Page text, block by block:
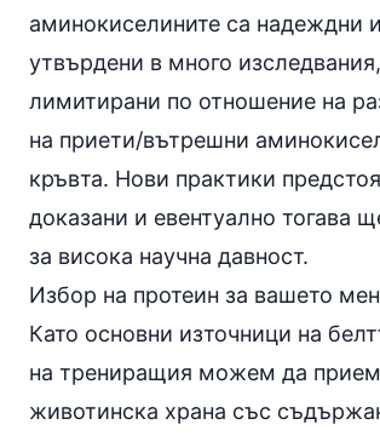
аминокиселините са надеждни
утвърдени в много
лимитирани по отношение на
на приети/вътрешни
кръвта. Нови практики
доказани и евентуално тогава
за висока научна давност.
Избор на протеин за вашето
Като основни източници на
на трениращия можем да
животинска храна със